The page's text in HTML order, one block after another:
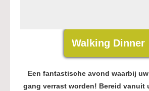
Walking Dinner
Een fantastische avond waarbij
gang verrast worden! Bereid vanuit